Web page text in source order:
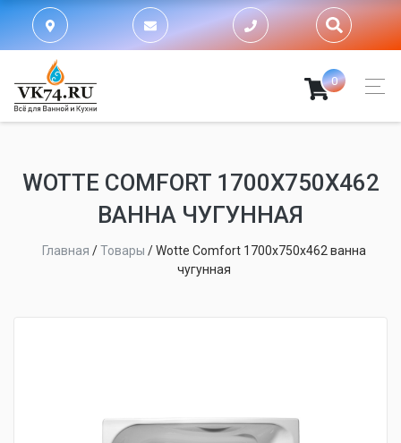
0
WOTTE COMFORT 1700Х750Х462
ВАННА ЧУГУННАЯ
Главная /Товары /Wotte Comfort 1700х750х462 ванна
чугунная